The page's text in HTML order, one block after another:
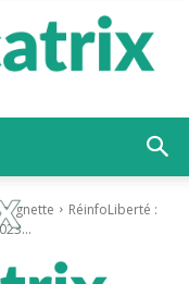
RéinfoLiberté :